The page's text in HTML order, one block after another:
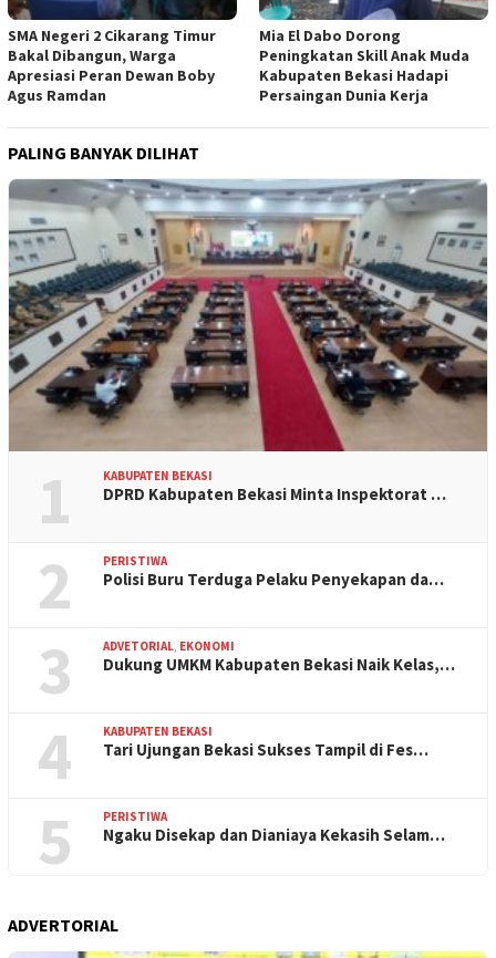
SMA Negeri 2 Cikarang Timur
Bakal Dibangun, Warga
Apresiasi Peran Dewan Boby
Agus Ramdan
Mia El Dabo Dorong
Peningkatan Skill Anak Muda
Kabupaten Bekasi Hadapi
Persaingan Dunia Kerja
PALING BANYAK DILIHAT
1 KABUPATEN BEKASI
DPRD Kabupaten Bekasi Minta Inspektorat …
2 PERISTIWA
Polisi Buru Terduga Pelaku Penyekapan da…
3 ADVETORIAL EKONOMI
Dukung UMKM Kabupaten Bekasi Naik Kelas,…
4 KABUPATEN BEKASI
Tari Ujungan Bekasi Sukses Tampil di Fes…
5 PERISTIWA
Ngaku Disekap dan Dianiaya Kekasih Selam…
ADVERTORIAL